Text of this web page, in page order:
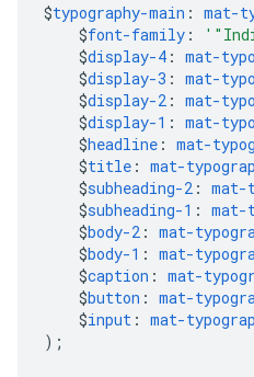
$typography-main : mat-
$font-family :
$display-4 : mat-
$display-3 : mat-
$display-2 : mat-
$display-1 : mat-
$headline : mat-
$title : mat-
$subheading-2 : mat-
$subheading-1 : mat-
$body-2 : mat-
$body-1 : mat-
$caption : mat-
$button : mat-
$input : mat-
);